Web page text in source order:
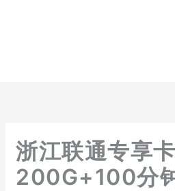
浙江联通专享
200G+100分钟